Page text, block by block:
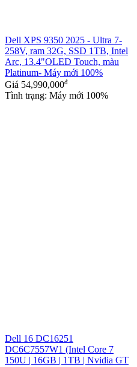
Dell XPS 9350 2025 - Ultra 7-
258V, ram 32G, SSD 1TB, Intel
Arc, 13.4"OLED Touch, màu
Platinum- Máy mới 100%
Giá 54,990,000đ
Tình trạng: Máy mới 100%
Dell 16 DC16251
DC6C7557W1 (Intel Core 7
150U | 16GB | 1TB | Nvidia GT